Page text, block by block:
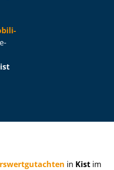
in Kist im